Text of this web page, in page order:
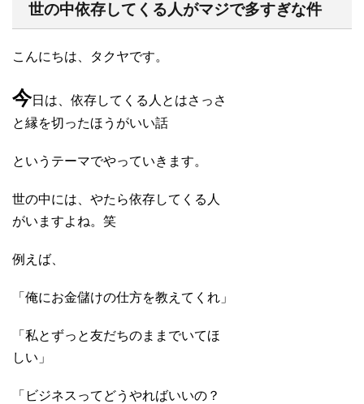
世の中依存してくる人がマジで多すぎな件
こんにちは、タクヤです。
今日は、依存してくる人とはさっさ
と縁を切ったほうがいい話
というテーマでやっていきます。
世の中には、やたら依存してくる人
がいますよね。笑
例えば、
「俺にお金儲けの仕方を教えてくれ」
「私とずっと友だちのままでいてほ
しい」
「ビジネスってどうやればいいの？